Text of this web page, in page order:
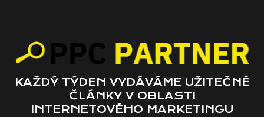
KAŽDÝ TÝDEN VYDÁVÁME UŽITEČNÉ
ČLÁNKY V OBLASTI
INTERNETOVÉHO MARKETINGU